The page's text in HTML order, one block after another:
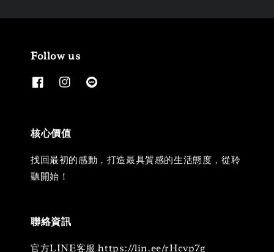
Follow us
核心價值
找回最初的感動，打造最具質感的生活態度，從聆
聽開始！
聯絡資訊
官方LINE客服 https://lin.ee/rHcvp7g